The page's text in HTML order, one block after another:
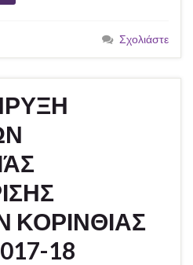
Σχολιάστε
ΚΟΡΙΝΘΙΑΣ
18